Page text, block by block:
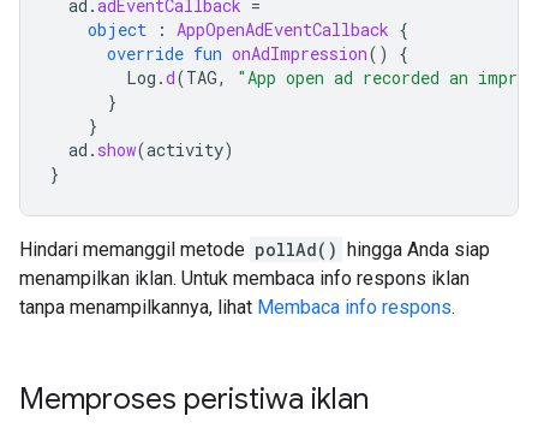
ad .adEventCallback =
object
: AppOpenAdEventCallback {
override fun onAdImpression()
{
Log .d(TAG,
"App open ad recorded an
}
}
ad . show(activity)
}
Hindari memanggil metode pollAd() hingga Anda siap
menampilkan iklan. Untuk membaca info respons iklan
tanpa menampilkannya, lihat Membaca info respons.
Memproses peristiwa iklan